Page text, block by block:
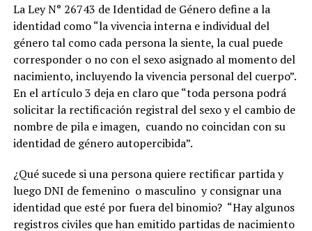
La Ley N° 26743 de Identidad de Género define a la
identidad como “la vivencia interna e individual del
género tal como cada persona la siente, la cual puede
corresponder o no con el sexo asignado al momento del
nacimiento, incluyendo la vivencia personal del cuerpo”.
En el artículo 3 deja en claro que “toda persona podrá
solicitar la rectificación registral del sexo y el cambio de
nombre de pila e imagen, cuando no coincidan con su
identidad de género autopercibida”.
¿Qué sucede si una persona quiere rectificar partida y
luego DNI de femenino o masculino y consignar una
identidad que esté por fuera del binomio? “Hay algunos
registros civiles que han emitido partidas de nacimiento